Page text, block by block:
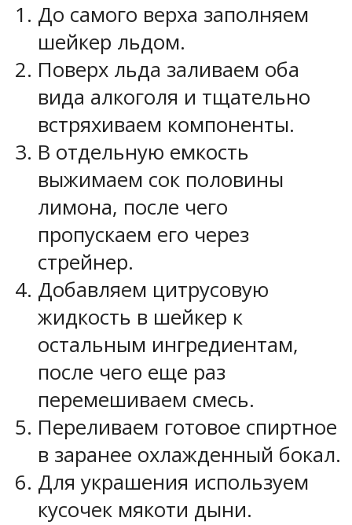
До самого верха заполняем
шейкер льдом.
Поверх льда заливаем оба
вида алкоголя и тщательно
встряхиваем компоненты.
В отдельную емкость
выжимаем сок половины
лимона, после чего
пропускаем его через
стрейнер.
Добавляем цитрусовую
жидкость в шейкер к
остальным ингредиентам,
после чего еще раз
перемешиваем смесь.
Переливаем готовое спиртное
в заранее охлажденный бокал.
Для украшения используем
кусочек мякоти дыни.